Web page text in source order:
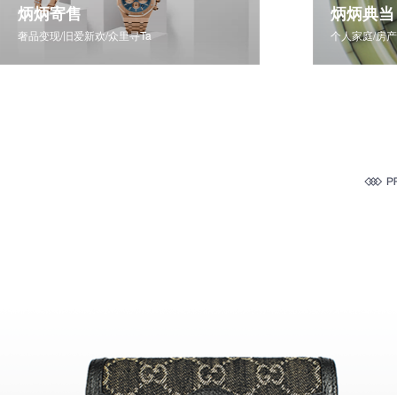
炳炳寄售
奢品变现/旧爱新欢/众里寻Ta
炳炳典当
个人家庭/房